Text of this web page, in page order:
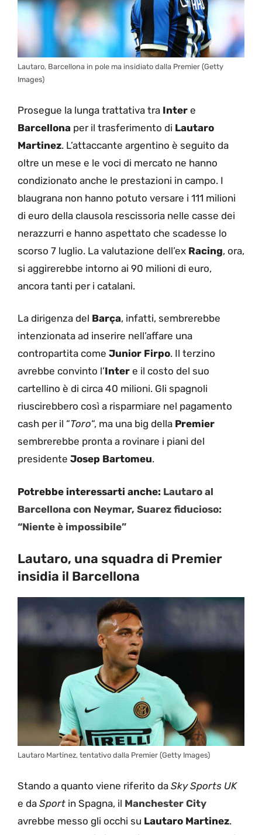
Lautaro, Barcellona in pole ma insidiato dalla Premier (Getty
Images)
Prosegue la lunga trattativa tra Inter e
Barcellona per il trasferimento di Lautaro
Martinez. L’attaccante argentino è seguito da
oltre un mese e le voci di mercato ne hanno
condizionato anche le prestazioni in campo. I
blaugrana non hanno potuto versare i 111 milioni
di euro della clausola rescissoria nelle casse dei
nerazzurri e hanno aspettato che scadesse lo
scorso 7 luglio. La valutazione dell’ex Racing, ora,
si aggirerebbe intorno ai 90 milioni di euro,
ancora tanti per i catalani.
La dirigenza del Barça, infatti, sembrerebbe
intenzionata ad inserire nell’affare una
contropartita come Junior Firpo. Il terzino
avrebbe convinto l’Inter e il costo del suo
cartellino è di circa 40 milioni. Gli spagnoli
riuscirebbero così a risparmiare nel pagamento
cash per il “Toro“, ma una big della Premier
sembrerebbe pronta a rovinare i piani del
presidente Josep Bartomeu.
Potrebbe interessarti anche: Lautaro al
Barcellona con Neymar, Suarez fiducioso:
“Niente è impossibile”
Lautaro, una squadra di Premier
insidia il Barcellona
Lautaro Martinez, tentativo dalla Premier (Getty Images)
Stando a quanto viene riferito da Sky Sports UK
e da Sport in Spagna, il Manchester City
avrebbe messo gli occhi su Lautaro Martinez.